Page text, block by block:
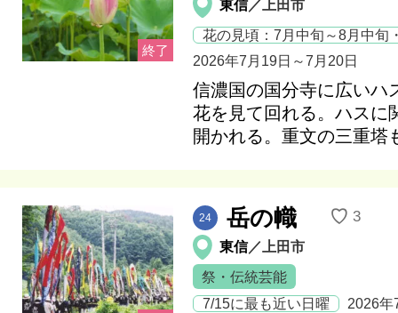
東信／上田市
花の見頃：7月中旬～8月中旬
2026年7月19日 ～7月20日
信濃国の国分寺に広いハ
花を見て回れる。ハスに
開かれる。重文の三重塔
24 岳の幟 ♡ 3
東信／上田市
祭・伝統芸能
7/15に最も近い日曜
2026年